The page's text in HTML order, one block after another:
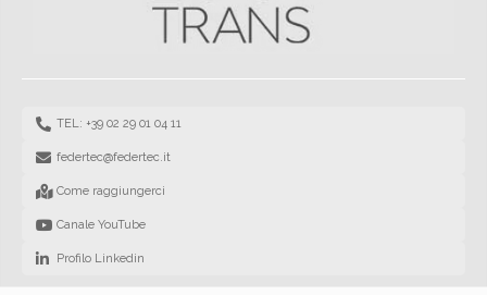
TEL: +39 02 29 01 04 11
federtec@federtec.it
Come raggiungerci
Canale YouTube
Profilo Linkedin